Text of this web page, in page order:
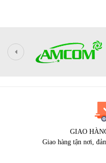
GIAO
Giao hàng tận nơi,